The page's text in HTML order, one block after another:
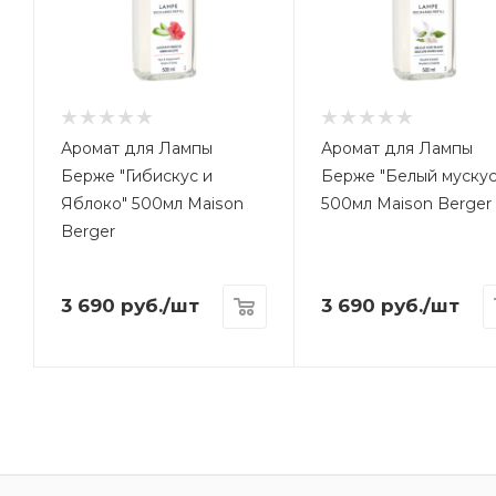
Аромат для Лампы
Берже "Гибискус и
Яблоко" 500мл Maison
Berger
3 690 руб./шт
Аромат для Лампы
Берже "Белый
500мл Maison Berger
3 690 руб./шт